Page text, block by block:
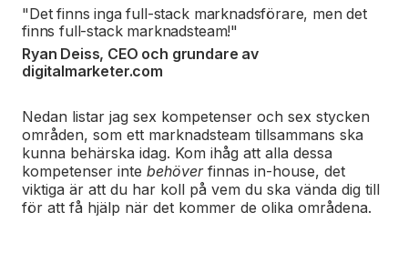
"Det finns inga full-stack marknadsförare, men det
finns full-stack marknadsteam!"
Ryan Deiss, CEO och grundare av
digitalmarketer.com
Nedan listar jag sex kompetenser och sex stycken
områden, som ett marknadsteam tillsammans ska
kunna behärska idag. Kom ihåg att alla dessa
kompetenser inte behöverfinnas in-house, det
viktiga är att du har koll på vem du ska vända dig till
för att få hjälp när det kommer de olika områdena.